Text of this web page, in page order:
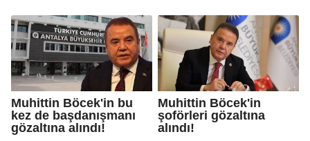
Muhittin Böcek'in bu
kez de başdanışmanı
gözaltına alındı!
Muhittin Böcek'in
şoförleri gözaltına
alındı!